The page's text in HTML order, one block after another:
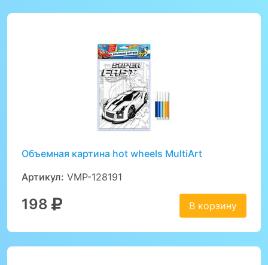
Объемная картина hot wheels MultiArt
Артикул: VMP-128191
198 В корзину